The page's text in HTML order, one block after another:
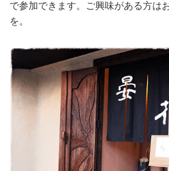
で参加できます。ご興味がある方は
を。